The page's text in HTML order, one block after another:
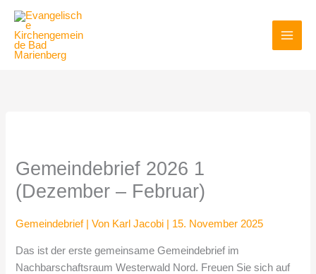
Inhalt
springen
Gemeindebrief 2026 1
(Dezember – Februar)
Gemeindebrief| Von Karl Jacobi 15. November 2025
Das ist der erste gemeinsame Gemeindebrief im
Nachbarschaftsraum Westerwald Nord. Freuen Sie sich auf